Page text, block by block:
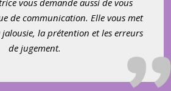
vous demande aussi de vous
de communication. Elle vous met
la prétention et les erreurs
de jugement.